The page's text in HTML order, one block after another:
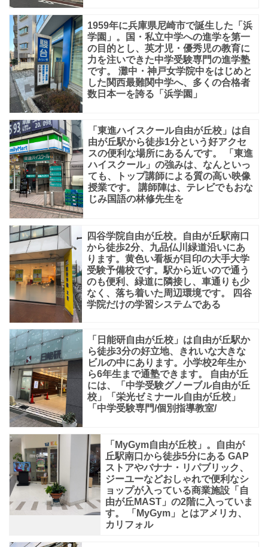
1959年に兵庫県尼崎市で誕生した「浜
学園」。国・私立中学への進学を第一
の目的とし、英才児・優秀児の教育に
力を注いできた中学受験専門の進学塾
です。 灘中・神戸女学院中をはじめと
した関西最難関中学へ、多くの合格者
数日本一を誇る「浜学園」
「東進ハイスクール自由が丘校」は自
由が丘駅から徒歩1分という好アクセ
スの便利な場所にあるんです。 「東進
ハイスクール」の強みは、なんといっ
ても、トップ講師による質の高い映像
授業です。 講師陣は、テレビでもおな
じみ国語の林修先生を
四谷学院自由が丘校。自由が丘駅南口
から徒歩2分、九品仏川緑道沿いにあ
ります。黄色い看板が目印の大手大学
受験予備校です。駅から近いので通う
のも便利、緑道に隣接し、車通りも少
なく、落ち着いた周辺環境です。 四谷
学院だけの学習システムである
「日能研自由が丘校」は自由が丘駅か
ら徒歩3分の好立地、きれいな大きな
ビルの中にあります。小学校2年生か
ら6年生まで通塾できます。 自由が丘
には、「中学受験グノーブル自由が丘
校」「栄光ゼミナール自由が丘校」
「中学受験専門/個別指導教室/
「MyGym自由が丘校」。自由が
丘駅南口から徒歩5分にある GAP
ストアやバナナ・リパブリック、
ジーユーなどおしゃれで便利なシ
ョップが入っている商業施設「自
由が丘MAST」の2階に入っていま
す。 「MyGym」とはアメリカ、
カリフォル